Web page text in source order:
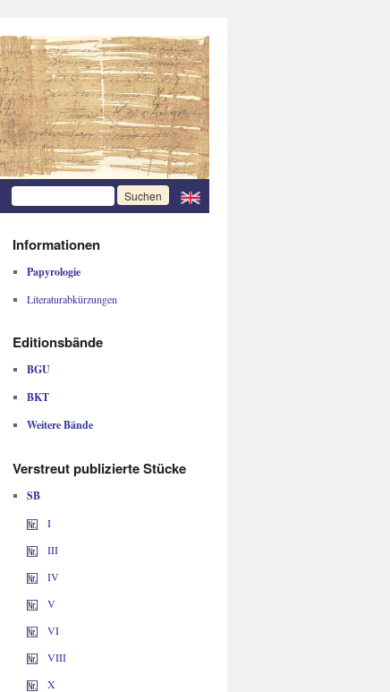
Informationen
Papyrologie
Literaturabkürzungen
Editionsbände
BGU
BKT
Weitere Bände
Verstreut publizierte Stücke
SB
I
III
IV
V
VI
VIII
X